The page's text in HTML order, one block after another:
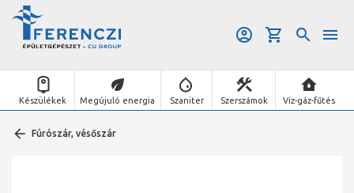
Készülékek Megújuló energia Szaniter Szerszámok Víz-gáz-fűtés
Fúrószár, vésőszár